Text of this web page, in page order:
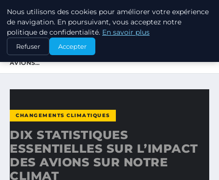
RSE ENJEUX
ACCUEIL
CHANGEMENTS CLIMATIQUES
DIX STATISTIQUES ESSENTIELLES SUR L’IMPACT DES
AVIONS…
CHANGEMENTS CLIMATIQUES
DIX STATISTIQUES
ESSENTIELLES SUR L’IMPACT
DES AVIONS SUR NOTRE
CLIMAT
Nous utilisons des cookies pour améliorer votre expérience
de navigation. En poursuivant, vous acceptez notre
politique de confidentialité. En savoir plus
Refuser Accepter